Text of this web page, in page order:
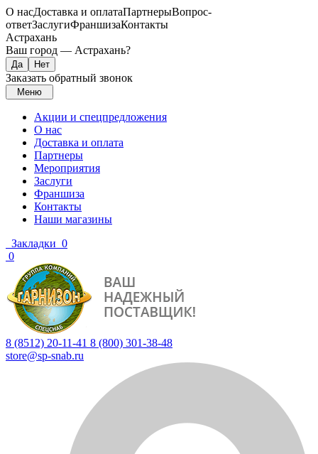
О насДоставка и оплатаПартнерыВопрос-
ответЗаслугиФраншизаКонтакты
Астрахань
Ваш город — Астрахань?
Заказать обратный звонок
Меню
Акции и спецпредложения
О нас
Доставка и оплата
Партнеры
Мероприятия
Заслуги
Франшиза
Контакты
Наши магазины
Закладки 0
0
8 (8512) 20-11-41 8 (800) 301-38-48
store@sp-snab.ru